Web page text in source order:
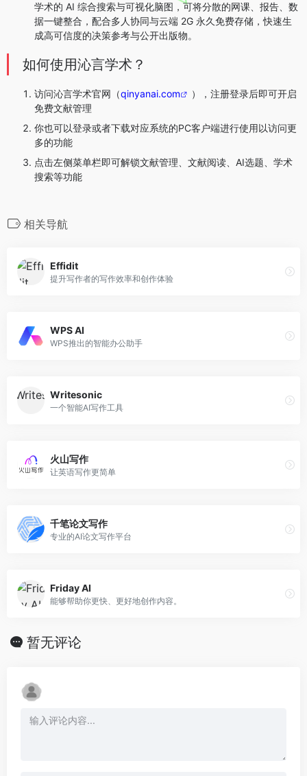
学术的 AI 综合搜索与可视化脑图，可将分散的网课、报告、数
据一键整合，配合多人协同与云端 2G 永久免费存储，快速生
成高可信度的决策参考与公开出版物。
如何使用沁言学术？
访问沁言学术官网（qinyanai.com
），注册登录后即可开启
免费文献管理
你也可以登录或者下载对应系统的PC客户端进行使用以访问更
多的功能
点击左侧菜单栏即可解锁文献管理、文献阅读、AI选题、学术
搜索等功能
相关导航
Effidit
提升写作者的写作效率和创作体验
WPS AI
WPS推出的智能办公助手
Writesonic
一个智能AI写作工具
火山写作
让英语写作更简单
千笔论文写作
专业的AI论文写作平台
Friday AI
能够帮助你更快、更好地创作内容。
暂无评论